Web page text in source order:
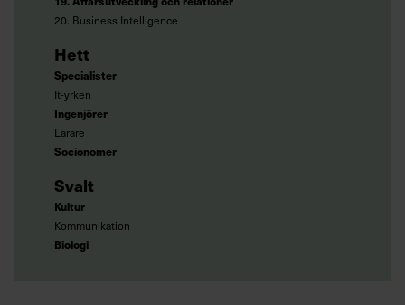
20. Business Intelligence
Hett
Specialister
It-yrken
Ingenjörer
Lärare
Socionomer
Svalt
Kultur
Kommunikation
Biologi